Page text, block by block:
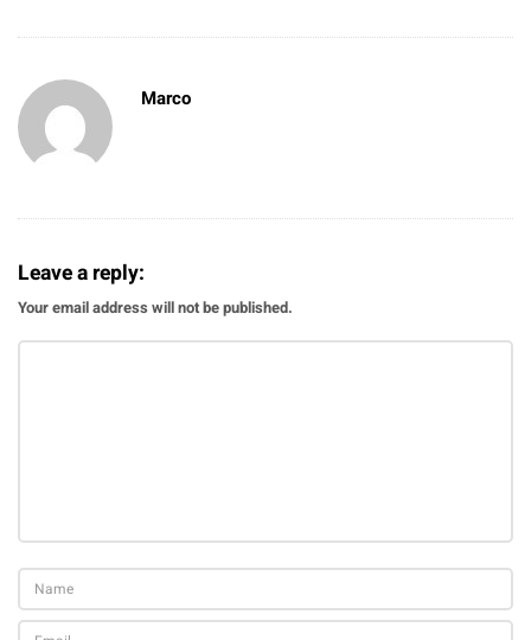
Marco
Leave a reply:
Your email address will not be published.